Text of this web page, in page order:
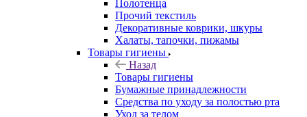
Полотенца
Прочий текстиль
Декоративные коврики, шкуры
Халаты, тапочки, пижамы
Товары гигиены
Назад
Товары гигиены
Бумажные принадлежности
Средства по уходу за полостью рта
Уход за телом